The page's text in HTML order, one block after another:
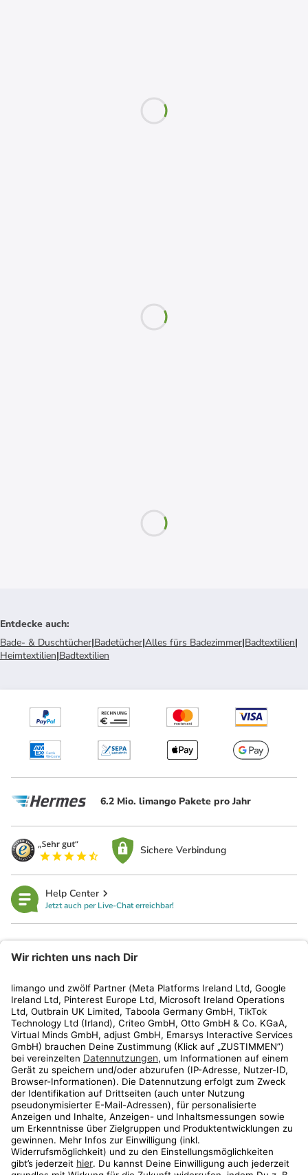
Entdecke auch:
Bade- & Duschtücher|Badetücher|Alles fürs Badezimmer|Badtextilien|
Heimtextilien|Badtextilien
6.2 Mio. limango Pakete pro Jahr
Sichere Verbindung
Help Center
Jetzt auch per Live-Chat erreichbar!
Kundenservice
Shop
Aktionen
Travel